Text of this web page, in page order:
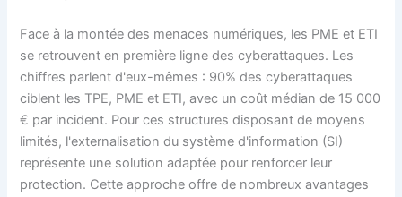
Face à la montée des menaces numériques, les PME et ETI
se retrouvent en première ligne des cyberattaques. Les
chiffres parlent d'eux-mêmes : 90% des cyberattaques
ciblent les TPE, PME et ETI, avec un coût médian de 15 000
€ par incident. Pour ces structures disposant de moyens
limités, l'externalisation du système d'information (SI)
représente une solution adaptée pour renforcer leur
protection. Cette approche offre de nombreux avantages